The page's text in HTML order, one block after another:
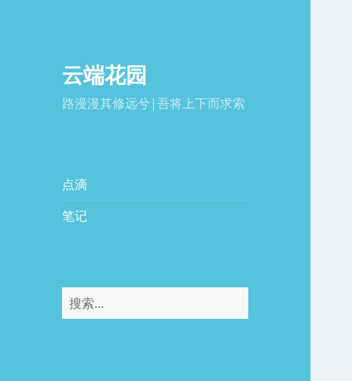
云端花园
路漫漫其修远兮|吾将上下而求索
点滴
笔记
搜
索：